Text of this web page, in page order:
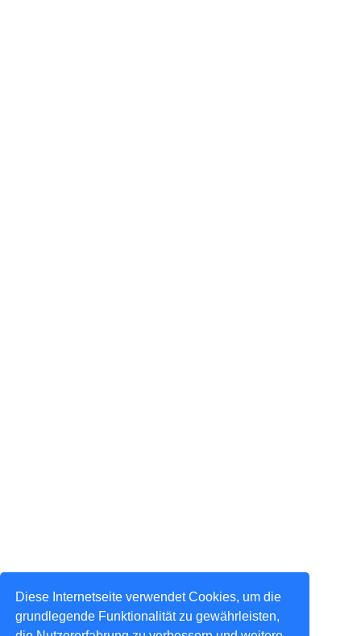
Diese Internetseite verwendet Cookies, um die
grundlegende Funktionalität zu gewährleisten,